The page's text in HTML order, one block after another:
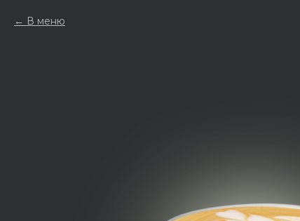
В меню